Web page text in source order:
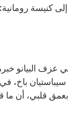
كنيسة
عزف البيانو
باخ، في
قلبي، أن ما